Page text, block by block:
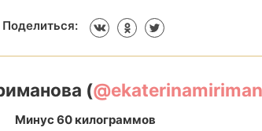
Поделиться:
(@
Минус 60 килограммов